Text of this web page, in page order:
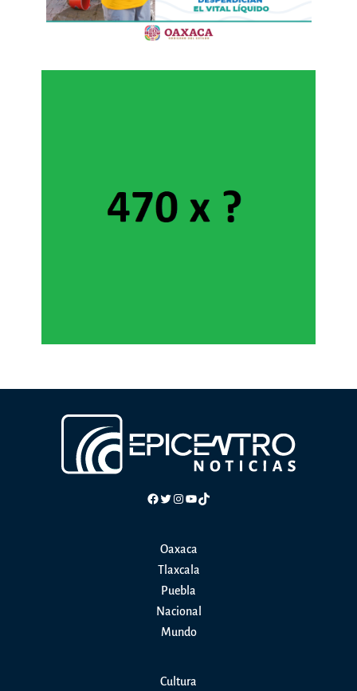
Facebook
Twitter
Instagram
YouTube
TikTok
Oaxaca
Tlaxcala
Puebla
Nacional
Mundo
Cultura